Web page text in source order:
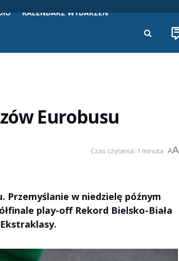
KALENDARZ WYDARZEŃ
Eurobusu
Czas czytania: 1 minuta AA
w niedzielę późnym
play-off Rekord Bielsko-Biała